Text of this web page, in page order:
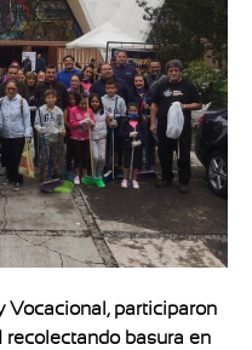
Vocacional, participaron
basura en